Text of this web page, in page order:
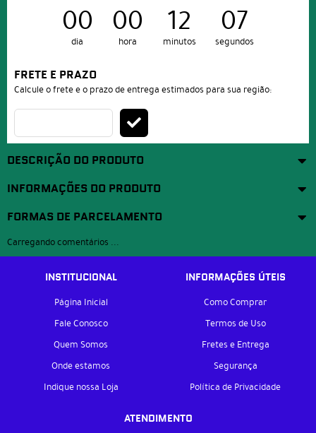
00
dia
00
hora
12
minutos
07
segundos
FRETE E PRAZO
Calcule o frete e o prazo de entrega estimados para sua região:
DESCRIÇÃO DO PRODUTO
INFORMAÇÕES DO PRODUTO
FORMAS DE PARCELAMENTO
Carregando comentários ...
INSTITUCIONAL
Página Inicial
Fale Conosco
Quem Somos
Onde estamos
Indique nossa Loja
INFORMAÇÕES ÚTEIS
Como Comprar
Termos de Uso
Fretes e Entrega
Segurança
Política de Privacidade
ATENDIMENTO